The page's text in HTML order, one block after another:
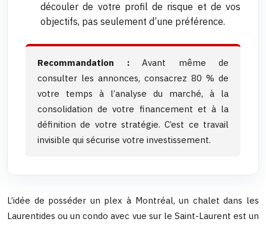
découler de votre profil de risque et de vos
objectifs, pas seulement d’une préférence.
Recommandation :Avant même de
consulter les annonces, consacrez 80 % de
votre temps à l’analyse du marché, à la
consolidation de votre financement et à la
définition de votre stratégie. C’est ce travail
invisible qui sécurise votre investissement.
L’idée de posséder un plex à Montréal, un chalet dans les
Laurentides ou un condo avec vue sur le Saint-Laurent est un